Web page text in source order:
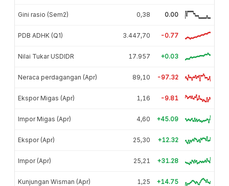
Gini rasio (Sem2) 0,38 0.00
PDB ADHK (Q1) 3.447,70 -0.77
Nilai Tukar USDIDR 17.957 +0.03
Neraca perdagangan (Apr) 89,10 -97.32
Ekspor Migas (Apr) 1,16 -9.81
Impor Migas (Apr) 4,60 +45.09
Ekspor (Apr) 25,30 +12.32
Impor (Apr) 25,21 +31.28
Kunjungan Wisman (Apr) 1,25 +14.75